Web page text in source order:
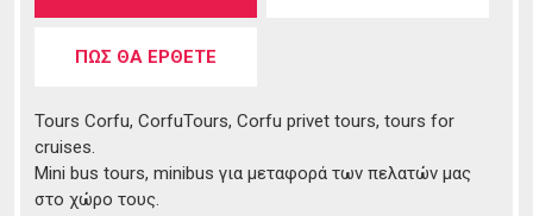
καρτέλα)
ΠΩΣ ΘΑ ΕΡΘΕΤΕ
Tours Corfu, CorfuTours, Corfu privet tours, tours for
cruises.
Mini bus tours, minibus για μεταφορά των πελατών μας
στο χώρο τους.